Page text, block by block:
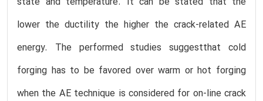
lower the ductility the higher the crack-related AE
energy. The performed studies suggestthat cold
forging has to be favored over warm or hot forging
when the AE technique is considered for on-line crack